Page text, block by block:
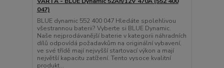
047)
BLUE dynamic 552 400 047 Hledáte spolehlivou
všestrannou baterii? Vyberte si BLUE Dynamic.
Naše nejprodávanější baterie v kategorii náhradních
dílů odpovídá požadavkům na originální vybavení,
ve své třídě mají nejvyšší startovací výkon a mají
největší kapacitu zatížení. Tento vysoce kvalitní
produkt...